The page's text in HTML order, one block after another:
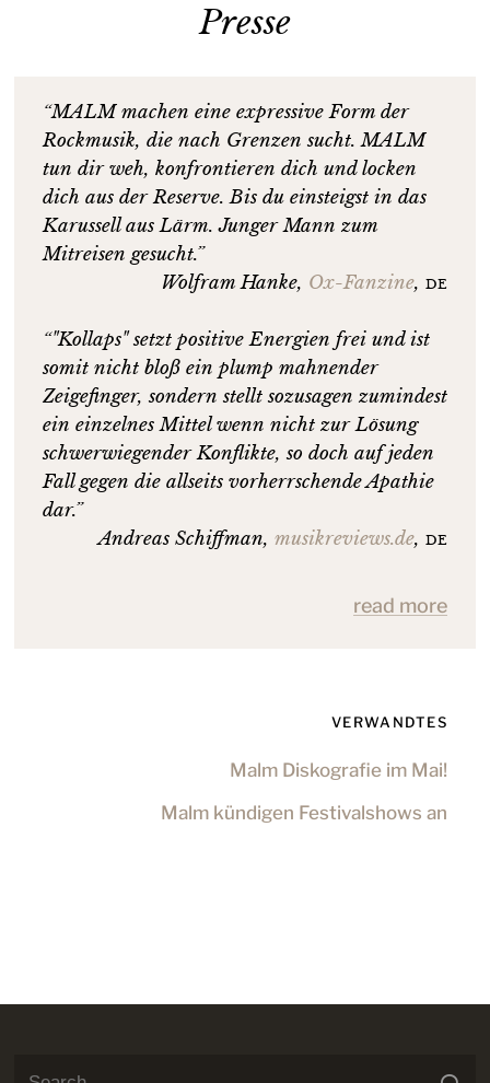
Presse
“MALM machen eine expressive Form der
Rockmusik, die nach Grenzen sucht. MALM
tun dir weh, konfrontieren dich und locken
dich aus der Reserve. Bis du einsteigst in das
Karussell aus Lärm. Junger Mann zum
Mitreisen gesucht.”
Wolfram Hanke, Ox-Fanzine, de
“"Kollaps" setzt positive Energien frei und ist
somit nicht bloß ein plump mahnender
Zeigefinger, sondern stellt sozusagen zumindest
ein einzelnes Mittel wenn nicht zur Lösung
schwerwiegender Konflikte, so doch auf jeden
Fall gegen die allseits vorherrschende Apathie
dar.”
Andreas Schiffman, musikreviews.de, de
Underdog-Fanzine, de
read more
VERWANDTES
Malm Diskografie im Mai!
Malm kündigen Festivalshows an